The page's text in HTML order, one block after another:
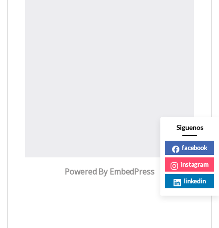
Powered By EmbedPress
Siguenos
facebook
instagram
linkedin